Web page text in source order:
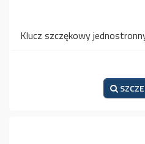
Klucz szczękowy